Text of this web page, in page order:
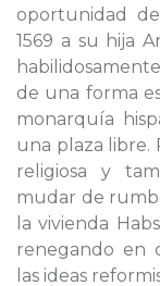
oportunidad
1569 a su hija
de una forma
monarquía
una plaza libre.
religiosa y
mudar de
la vivienda
renegando en
las ideas